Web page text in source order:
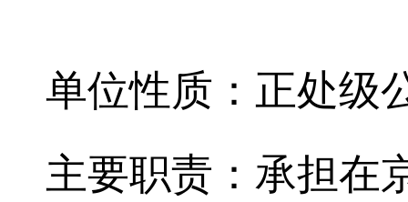
单位性质：正处级
主要职责：承担在